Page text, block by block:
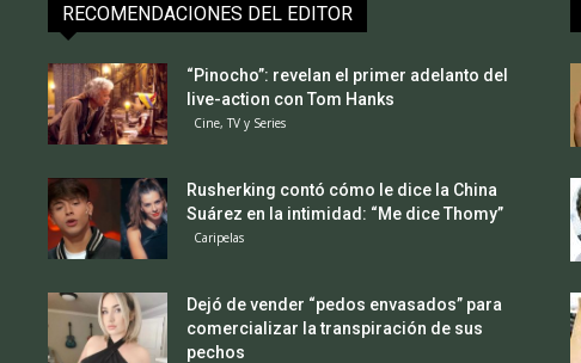
RECOMENDACIONES DEL EDITOR
“Pinocho”: revelan el primer adelanto del
live-action con Tom Hanks
Cine, TV y Series
Rusherking contó cómo le dice la China
Suárez en la intimidad: “Me dice Thomy”
Caripelas
Dejó de vender “pedos envasados” para
comercializar la transpiración de sus
pechos